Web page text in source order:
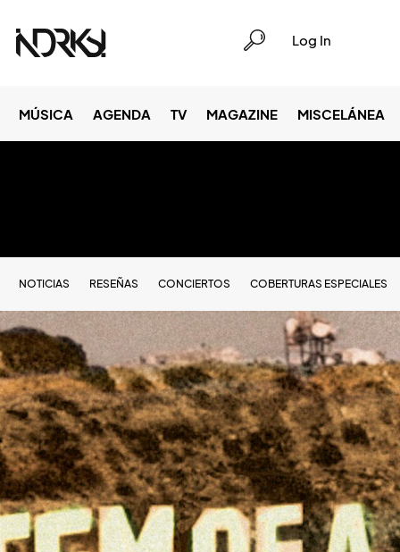
Log In
MÚSICA AGENDA TV MAGAZINE MISCELÁNEA
NOTICIAS RESEÑAS CONCIERTOS COBERTURAS ESPECIALES